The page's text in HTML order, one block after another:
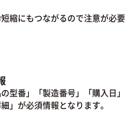
縮にもつながるので注意が必要
型番」「製造番号」「購入日」
」が必須情報となります。